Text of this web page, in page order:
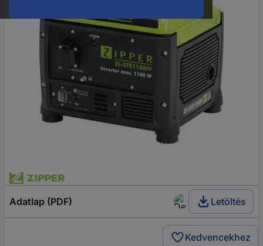
Adatlap (PDF) Letöltés
Kedvencekhez